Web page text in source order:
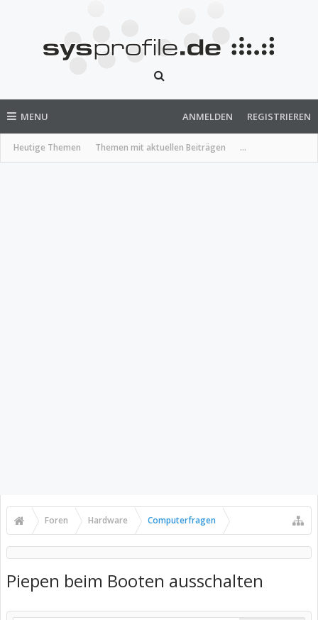
MENU
Heutige Themen Themen mit aktuellen Beiträgen ...
ANMELDEN REGISTRIEREN
Foren Hardware Computerfragen
Piepen beim Booten ausschalten